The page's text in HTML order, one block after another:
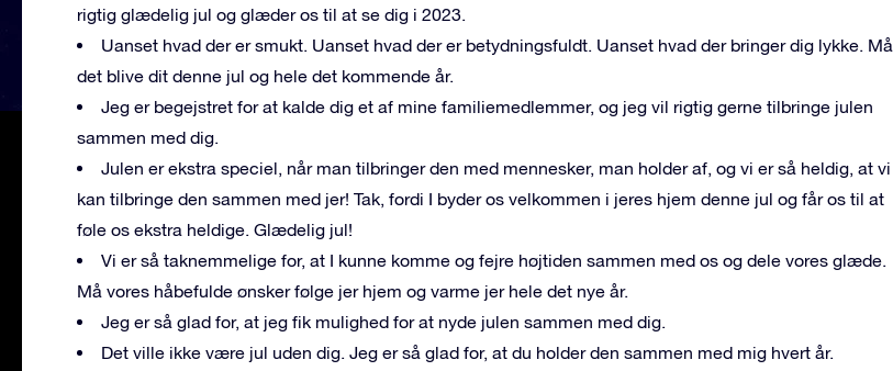
rigtig glædelig jul og glæder os til at se dig i 2023.
Uanset hvad der er smukt. Uanset hvad der er betydningsfuldt. Uanset hvad der bringer dig lykke. Må
det blive dit denne jul og hele det kommende år.
Jeg er begejstret for at kalde dig et af mine familiemedlemmer, og jeg vil rigtig gerne tilbringe julen
sammen med dig.
Julen er ekstra speciel, når man tilbringer den med mennesker, man holder af, og vi er så heldig, at vi
kan tilbringe den sammen med jer! Tak, fordi I byder os velkommen i jeres hjem denne jul og får os til at
føle os ekstra heldige. Glædelig jul!
Vi er så taknemmelige for, at I kunne komme og fejre højtiden sammen med os og dele vores glæde.
Må vores håbefulde ønsker følge jer hjem og varme jer hele det nye år.
Jeg er så glad for, at jeg fik mulighed for at nyde julen sammen med dig.
Det ville ikke være jul uden dig. Jeg er så glad for, at du holder den sammen med mig hvert år.